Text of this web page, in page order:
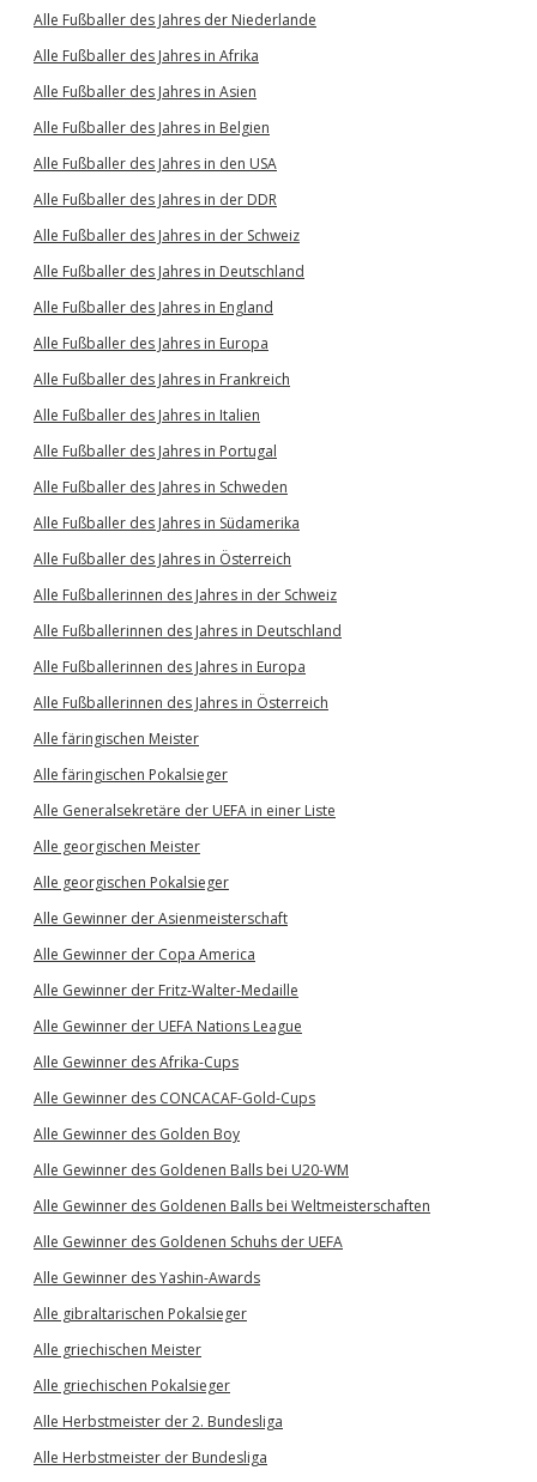
Alle Fußballer des Jahres der Niederlande
Alle Fußballer des Jahres in Afrika
Alle Fußballer des Jahres in Asien
Alle Fußballer des Jahres in Belgien
Alle Fußballer des Jahres in den USA
Alle Fußballer des Jahres in der DDR
Alle Fußballer des Jahres in der Schweiz
Alle Fußballer des Jahres in Deutschland
Alle Fußballer des Jahres in England
Alle Fußballer des Jahres in Europa
Alle Fußballer des Jahres in Frankreich
Alle Fußballer des Jahres in Italien
Alle Fußballer des Jahres in Portugal
Alle Fußballer des Jahres in Schweden
Alle Fußballer des Jahres in Südamerika
Alle Fußballer des Jahres in Österreich
Alle Fußballerinnen des Jahres in der Schweiz
Alle Fußballerinnen des Jahres in Deutschland
Alle Fußballerinnen des Jahres in Europa
Alle Fußballerinnen des Jahres in Österreich
Alle färingischen Meister
Alle färingischen Pokalsieger
Alle Generalsekretäre der UEFA in einer Liste
Alle georgischen Meister
Alle georgischen Pokalsieger
Alle Gewinner der Asienmeisterschaft
Alle Gewinner der Copa America
Alle Gewinner der Fritz-Walter-Medaille
Alle Gewinner der UEFA Nations League
Alle Gewinner des Afrika-Cups
Alle Gewinner des CONCACAF-Gold-Cups
Alle Gewinner des Golden Boy
Alle Gewinner des Goldenen Balls bei U20-WM
Alle Gewinner des Goldenen Balls bei Weltmeisterschaften
Alle Gewinner des Goldenen Schuhs der UEFA
Alle Gewinner des Yashin-Awards
Alle gibraltarischen Pokalsieger
Alle griechischen Meister
Alle griechischen Pokalsieger
Alle Herbstmeister der 2. Bundesliga
Alle Herbstmeister der Bundesliga